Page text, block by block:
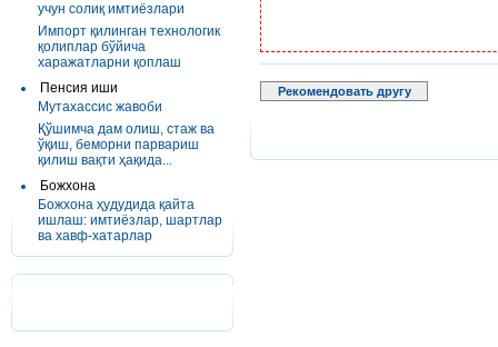
учун солиқ имтиёзлари
Импорт қилинган технологик
қолиплар бўйича
харажатларни қоплаш
Пенсия иши
Мутахассис жавоби
Қўшимча дам олиш, стаж ва
ўқиш, беморни парвариш
қилиш вақти ҳақида...
Божхона
Божхона ҳудудида қайта
ишлаш: имтиёзлар, шартлар
ва хавф-хатарлар
Рекомендовать другу